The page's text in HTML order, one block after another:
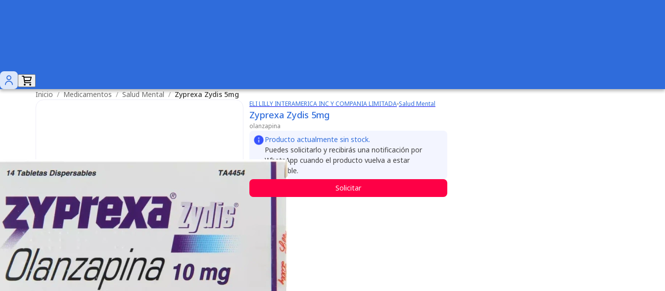
Inicio / Medicamentos / Salud Mental / Zyprexa Zydis 5mg
ELI LILLY INTERAMERICA INC Y COMPANIA LIMITADA Salud Mental
Zyprexa Zydis 5mg
olanzapina
Producto actualmente sin stock.
Puedes solicitarlo y recibirás una notificación por
WhatsApp cuando el producto vuelva a estar
disponible.
Solicitar